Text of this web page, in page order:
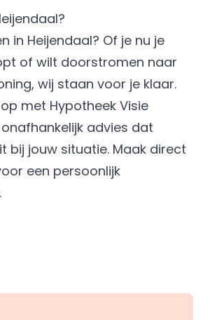
in Heijendaal? Of je nu je
of wilt doorstromen naar
wij staan voor je klaar.
met Hypotheek Visie
advies dat
bij jouw situatie. Maak direct
een persoonlijk